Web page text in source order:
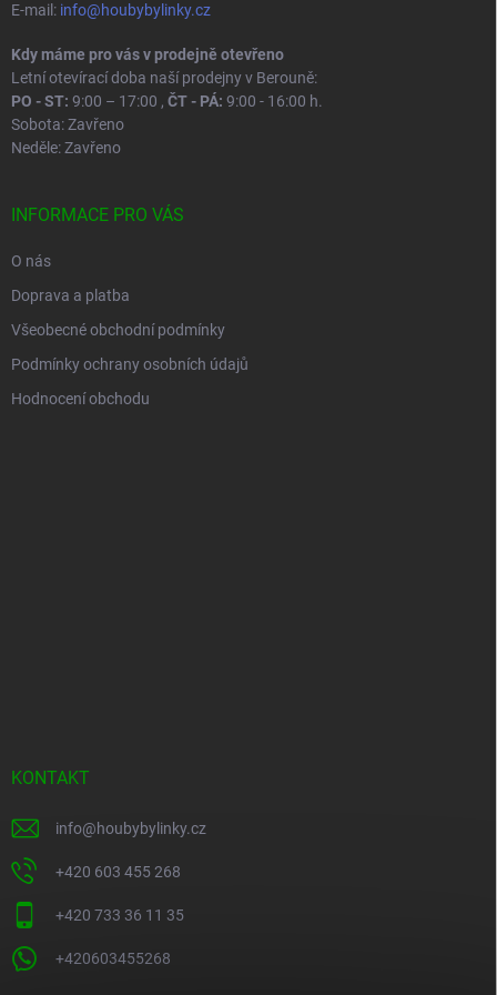
E-mail: info@houbybylinky.cz
Kdy máme pro vás v prodejně otevřeno
Letní otevírací doba naší prodejny v Berouně:
PO - ST: 9:00 – 17:00 , ČT - PÁ: 9:00 - 16:00 h.
Sobota: Zavřeno
Neděle: Zavřeno
INFORMACE PRO VÁS
O nás
Doprava a platba
Všeobecné obchodní podmínky
Podmínky ochrany osobních údajů
Hodnocení obchodu
KONTAKT
info@houbybylinky.cz
+420 603 455 268
+420 733 36 11 35
+420603455268